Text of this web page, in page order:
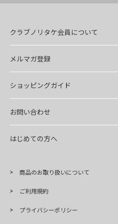
クラブノリタケ会員について
メルマガ登録
ショッピングガイド
お問い合わせ
はじめての方へ
商品のお取り扱いについて
ご利用規約
プライバシーポリシー